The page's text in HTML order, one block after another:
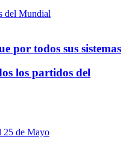
por todos sus sistemas
los partidos del